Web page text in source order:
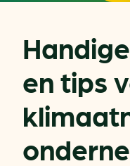
en tips